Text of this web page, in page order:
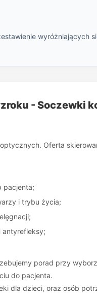
wyróżniających
- Soczewki
Oferta
pacjenta;
i trybu życia;
antyrefleksy;
porad przy
do pacjenta.
dla dzieci, oraz osób